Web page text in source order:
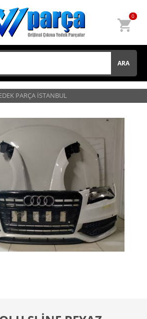
0
ARA
PARÇA İSTANBUL